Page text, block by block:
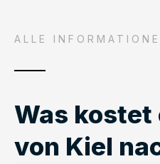
ALLE
Was kostet
von Kiel